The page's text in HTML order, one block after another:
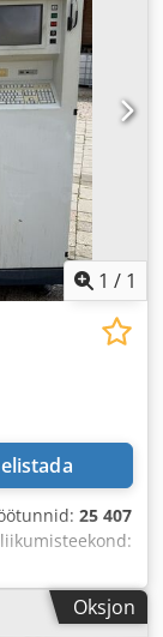
1 / 1
25 407
Oksjon